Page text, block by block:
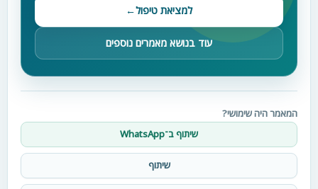
למציאת טיפול←
עוד בנושא מאמרים נוספים
המאמר היה שימושי?
שיתוף ב־WhatsApp
שיתוף